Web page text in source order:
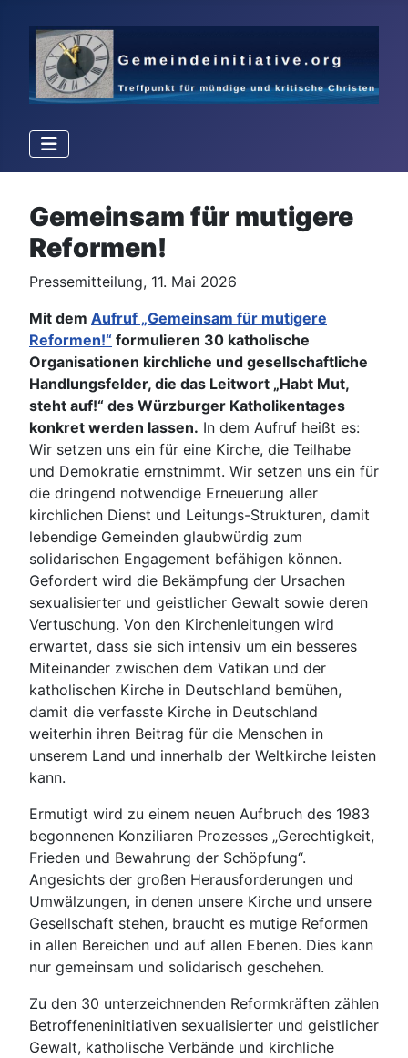
Gemeinsam für mutigere
Reformen!
Pressemitteilung, 11. Mai 2026
Mit dem Aufruf „Gemeinsam für mutigere
Reformen!“ formulieren 30 katholische
Organisationen kirchliche und gesellschaftliche
Handlungsfelder, die das Leitwort „Habt Mut,
steht auf!“ des Würzburger Katholikentages
konkret werden lassen. In dem Aufruf heißt es:
Wir setzen uns ein für eine Kirche, die Teilhabe
und Demokratie ernstnimmt. Wir setzen uns ein für
die dringend notwendige Erneuerung aller
kirchlichen Dienst und Leitungs-Strukturen, damit
lebendige Gemeinden glaubwürdig zum
solidarischen Engagement befähigen können.
Gefordert wird die Bekämpfung der Ursachen
sexualisierter und geistlicher Gewalt sowie deren
Vertuschung. Von den Kirchenleitungen wird
erwartet, dass sie sich intensiv um ein besseres
Miteinander zwischen dem Vatikan und der
katholischen Kirche in Deutschland bemühen,
damit die verfasste Kirche in Deutschland
weiterhin ihren Beitrag für die Menschen in
unserem Land und innerhalb der Weltkirche leisten
kann.
Ermutigt wird zu einem neuen Aufbruch des 1983
begonnenen Konziliaren Prozesses „Gerechtigkeit,
Frieden und Bewahrung der Schöpfung“.
Angesichts der großen Herausforderungen und
Umwälzungen, in denen unsere Kirche und unsere
Gesellschaft stehen, braucht es mutige Reformen
in allen Bereichen und auf allen Ebenen. Dies kann
nur gemeinsam und solidarisch geschehen.
Zu den 30 unterzeichnenden Reformkräften zählen
Betroffeneninitiativen sexualisierter und geistlicher
Gewalt, katholische Verbände und kirchliche